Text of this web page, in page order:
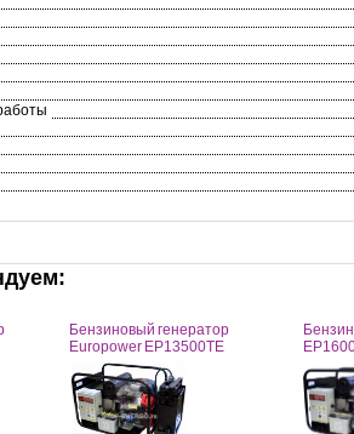
Бензиновый генератор
Europower EP13500TE